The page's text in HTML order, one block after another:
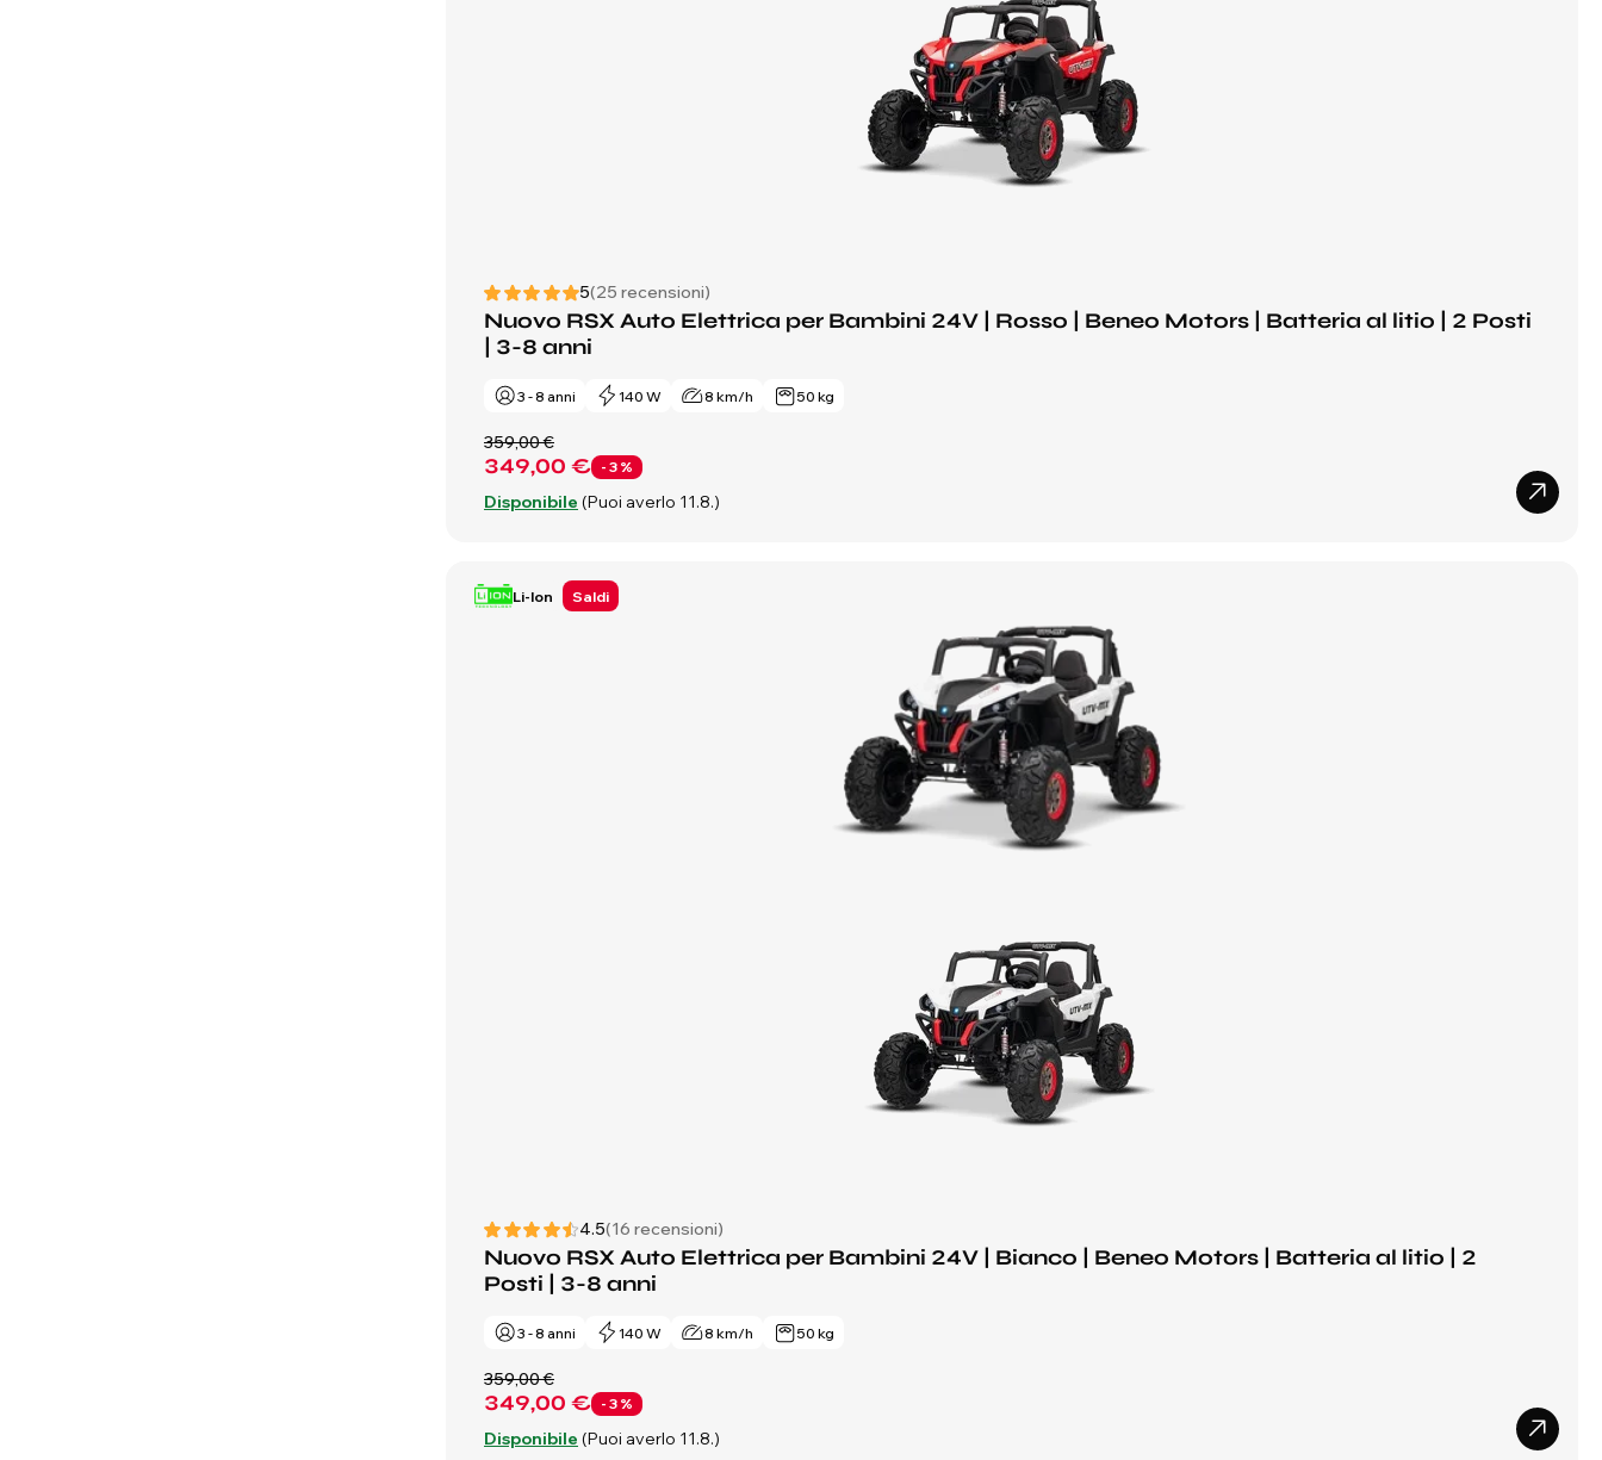
5(25 recensioni)
Nuovo RSX Auto Elettrica per Bambini 24V | Rosso | Beneo Motors | Batteria al litio | 2 Posti
| 3-8 anni
3 - 8 anni 140 W 8 km/h 50 kg
349,00 € - 3 %
359,00 €
Disponibile (Puoi averlo 11.8.)
Li-Ion Saldi
4.5(16 recensioni)
Nuovo RSX Auto Elettrica per Bambini 24V | Bianco | Beneo Motors | Batteria al litio | 2
Posti | 3-8 anni
3 - 8 anni 140 W 8 km/h 50 kg
349,00 € - 3 %
359,00 €
Disponibile (Puoi averlo 11.8.)